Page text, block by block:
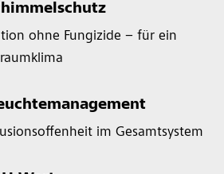
ohne Fungizide – für ein
im Gesamtsystem